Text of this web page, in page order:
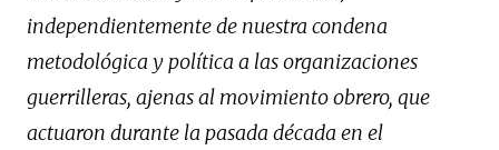
independientemente de nuestra condena
metodológica y política a las organizaciones
guerrilleras, ajenas al movimiento obrero, que
actuaron durante la pasada década en el